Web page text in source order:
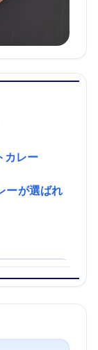
カレー
ーが選ばれ